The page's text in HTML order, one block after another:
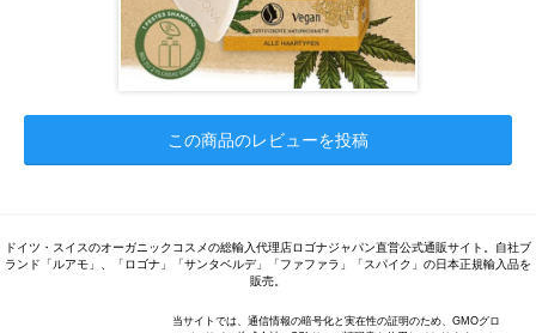
この商品のレビューを投稿
ドイツ・スイスのオーガニックコスメの総輸入代理店ロゴナジャパン直営公式通販サイト。自社ブ
ランド「ルアモ」、「ロゴナ」「サンタベルデ」「ファファラ」「スパイク」の日本正規輸入品を
販売。
当サイトでは、通信情報の暗号化と実在性の証明のため、GMOグロ